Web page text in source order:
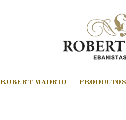
ROBERT MADRID PRODUCTOS